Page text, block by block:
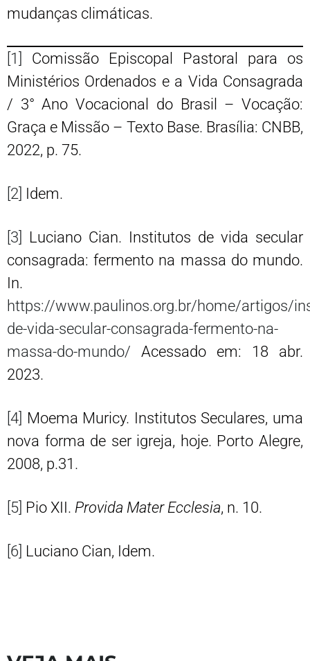
mudanças climáticas.
[1]
Comissão Episcopal Pastoral para os
Ministérios Ordenados e a Vida Consagrada
/ 3° Ano Vocacional do Brasil – Vocação:
Graça e Missão – Texto Base. Brasília: CNBB,
2022, p. 75.
[2] Idem.
[3] Luciano Cian. Institutos de vida secular
consagrada: fermento na massa do mundo.
In.
https://www.paulinos.org.br/home/artigos/
de-vida-secular-consagrada-fermento-na-
massa-do-mundo/ Acessado em: 18 abr.
2023.
[4] Moema Muricy. Institutos Seculares, uma
nova forma de ser igreja, hoje. Porto Alegre,
2008, p.31.
[5] Pio XII. Provida Mater Ecclesia, n. 10.
[6] Luciano Cian, Idem.